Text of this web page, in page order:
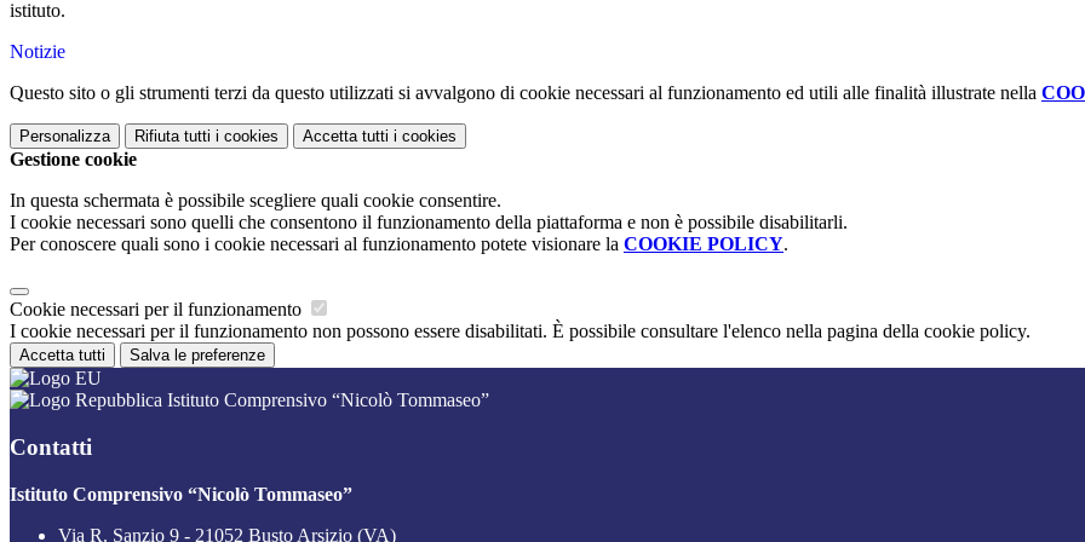
istituto.
Notizie
Questo sito o gli strumenti terzi da questo utilizzati si avvalgono di cookie necessari al funzionamento ed utili alle finalità illustrate nella
Personalizza Rifiuta tutti i cookies Accetta tutti i cookies
Gestione cookie
In questa schermata è possibile scegliere quali cookie consentire.
I cookie necessari sono quelli che consentono il funzionamento della piattaforma e non è possibile disabilitarli.
Per conoscere quali sono i cookie necessari al funzionamento potete visionare la COOKIE POLICY.
Cookie necessari per il funzionamento
I cookie necessari per il funzionamento non possono essere disabilitati. È possibile consultare l'elenco nella pagina della cookie policy.
Accetta tutti Salva le preferenze
Istituto Comprensivo “Nicolò Tommaseo”
Contatti
Istituto Comprensivo “Nicolò Tommaseo”
Via R. Sanzio 9 - 21052 Busto Arsizio (VA)